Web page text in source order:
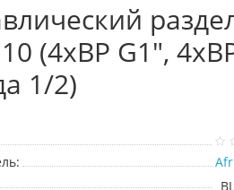
(4хBP G1",
1/2)